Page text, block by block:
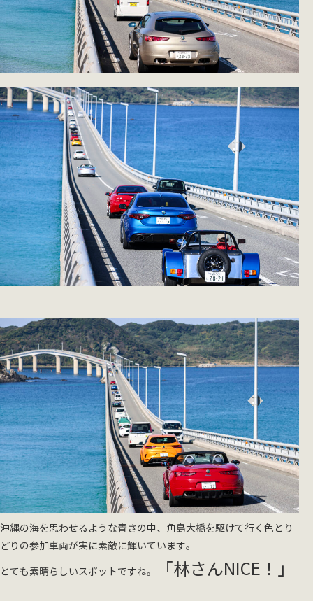
沖縄の海を思わせるような青さの中、角島大橋を駆けて行く色とり
どりの参加車両が実に素敵に輝いています。
とても素晴らしいスポットですね。 「林さんNICE！」